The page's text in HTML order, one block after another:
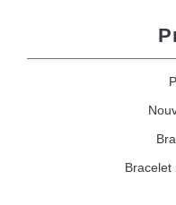
Bracelet